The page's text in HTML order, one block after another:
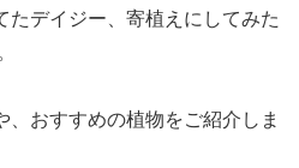
たデイジー、寄植えにしてみた
、おすすめの植物をご紹介しま